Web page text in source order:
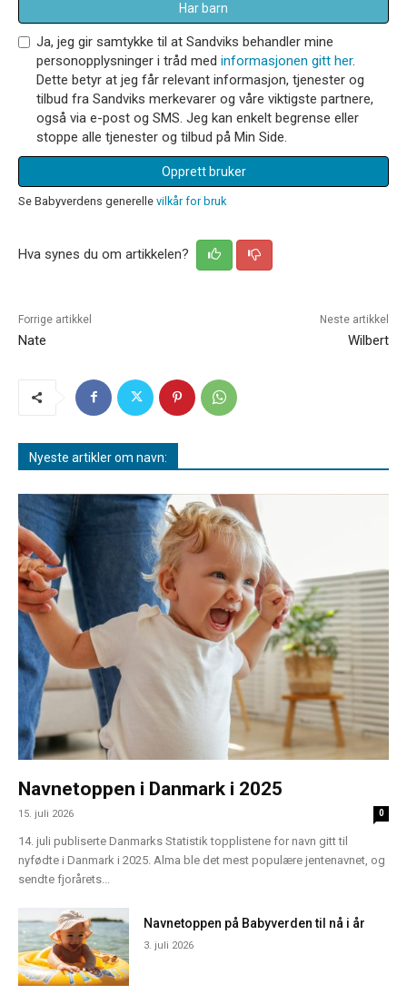
Har barn
Ja, jeg gir samtykke til at Sandviks behandler mine
personopplysninger i tråd med informasjonen gitt her.
Dette betyr at jeg får relevant informasjon, tjenester og
tilbud fra Sandviks merkevarer og våre viktigste partnere,
også via e-post og SMS. Jeg kan enkelt begrense eller
stoppe alle tjenester og tilbud på Min Side.
Opprett bruker
Se Babyverdens generelle vilkår for bruk
Hva synes du om artikkelen?
Forrige artikkel
Nate
Neste artikkel
Wilbert
Nyeste artikler om navn:
Navnetoppen i Danmark i 2025
15. juli 2026 0
14. juli publiserte Danmarks Statistik topplistene for navn gitt til
nyfødte i Danmark i 2025. Alma ble det mest populære jentenavnet, og
sendte fjorårets...
Navnetoppen på Babyverden til nå i år
3. juli 2026